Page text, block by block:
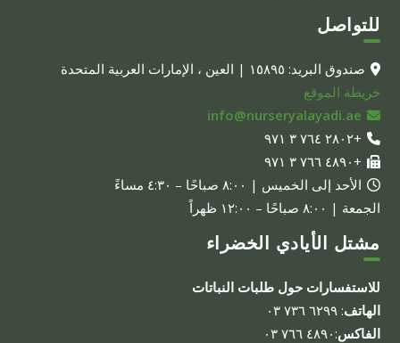
للتواصل
صندوق البريد: ١٥٨٩٥ | العين ، الإمارات العربية المتحدة
خريطة الموقع
info@nurseryalayadi.ae
+٢٨٠٢ ٧٦٤ ٣ ٩٧١
+٤٨٩٠ ٧٦٦ ٣ ٩٧١
الأحد إلى الخميس | ٨:٠٠ صباحًا – ٤:٣٠ مساءً
الجمعة | ٨:٠٠ صباحًا – ١٢:٠٠ ظهراً
مشتل الأيادي الخضراء
للاستفسارات حول طلبات النباتات
الهاتف: ٦٢٩٩ ٧٣٦ ٠٣
الفاكس:٤٨٩٠ ٧٦٦ ٠٣